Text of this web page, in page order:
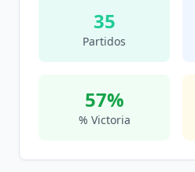
35
Partidos
57%
% Victoria